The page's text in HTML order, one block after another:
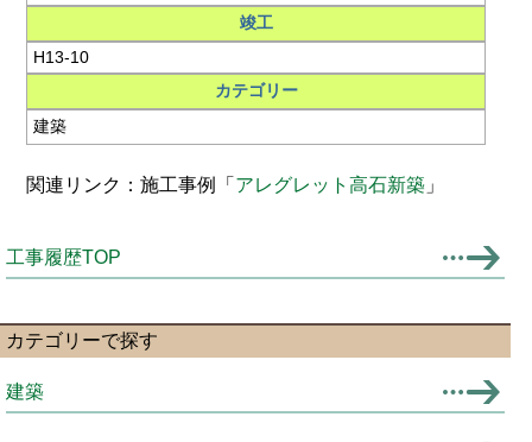
竣工
H13-10
カテゴリー
建築
関連リンク：施工事例「 アレグレット高石新築 」
工事履歴TOP
カテゴリーで探す
建築